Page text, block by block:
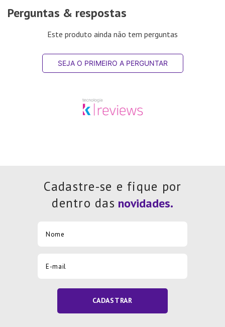
Perguntas & respostas
Este produto ainda não tem perguntas
SEJA O PRIMEIRO A PERGUNTAR
Cadastre-se e fique por
dentro das
CADASTRAR